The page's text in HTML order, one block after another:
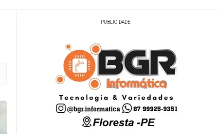
PUBLICIDADE